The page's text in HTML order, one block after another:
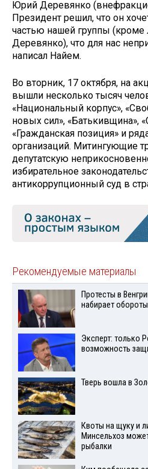
Юрий Деревянко
Президент решил, что он
частью нашей группы (кроме
Деревянко), что для нас
написал Найем.
Во вторник, 17 октября, на
вышли несколько тысяч
«Национальный корпус»,
новых сил», «Батькивщина»,
«Гражданская позиция» и
организаций. Митингующие
депутатскую
избирательное
антикоррупционный суд в
Рекомендуемые материалы
Протесты в
набирает обороты
Эксперт: только
возможность
Тверь вошла в
Квоты на щуку и
Минсельхоз
рыбалки